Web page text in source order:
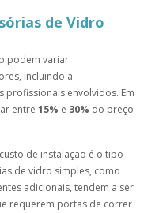
de Vidro
podem variar
incluindo a
envolvidos. Em
entre 15% e 30% do preço
de instalação é o tipo
de vidro simples, como
adicionais, tendem a ser
requerem portas de correr